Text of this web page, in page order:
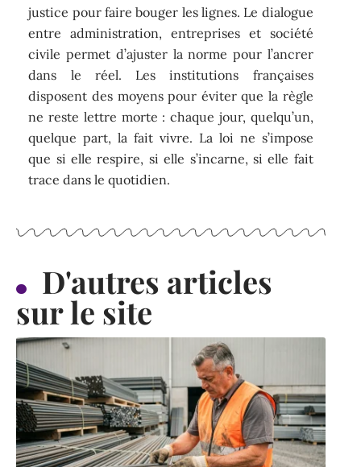
justice pour faire bouger les lignes. Le dialogue
entre administration, entreprises et société
civile permet d’ajuster la norme pour l’ancrer
dans le réel. Les institutions françaises
disposent des moyens pour éviter que la règle
ne reste lettre morte : chaque jour, quelqu’un,
quelque part, la fait vivre. La loi ne s’impose
que si elle respire, si elle s’incarne, si elle fait
trace dans le quotidien.
D'autres articles
sur le site